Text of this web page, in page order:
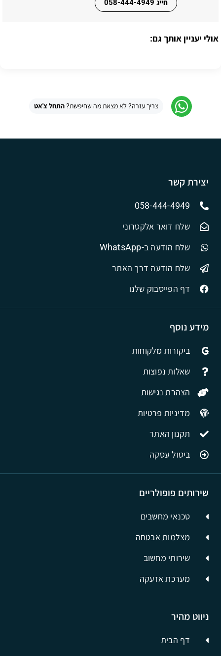
חייג 058-444-4949
אולי יעניין אותך גם:
צריך עזרה? לא מצאת מה שחיפשת?התחל צ'אט
ניווט מהיר
דף הבית
שירותים פופולריים
טכנאי מחשבים
מצלמות אבטחה
שירותי מחשוב
מערכת אזעקה
מידע נוסף
ביקורות מלקוחות
שאלות נפוצות
הצהרת נגישות
מדיניות פרטיות
תקנון האתר
ביטול עסקה
יצירת קשר
058-444-4949
שלח דואר אלקטרוני
שלח הודעה ב-WhatsApp
שלח הודעה דרך האתר
דף הפייסבוק שלנו